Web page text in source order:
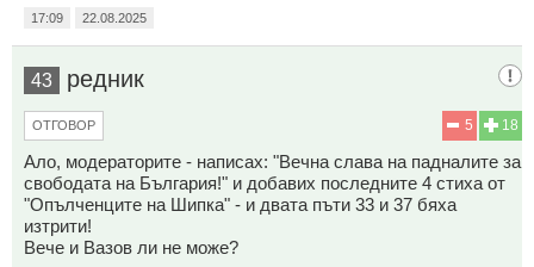
17:09 22.08.2025
43 редник
18
5
ОТГОВОР
Ало, модераторите - написах: "Вечна слава на падналите за
свободата на България!" и добавих последните 4 стиха от
"Опълченците на Шипка" - и двата пъти 33 и 37 бяха
изтрити!
Вече и Вазов ли не може?